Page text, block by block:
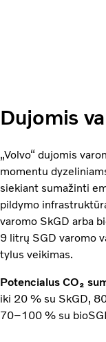
Dujomis
„Volvo“ dujomis
momentu
siekiant sumažinti
pildymo
varomo SkGD arba
9 litrų SGD varomo
tylus veikimas.
Potencialus CO₂
iki 20 % su SkGD,
70–100 % su